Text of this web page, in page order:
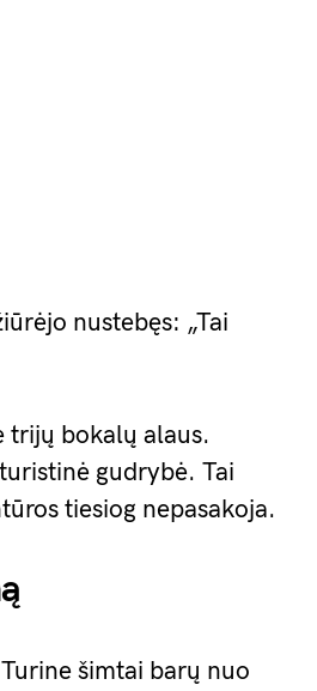
nustebęs: „Tai
trijų bokalų alaus.
gudrybė. Tai
tiesiog nepasakoja.
šimtai barų nuo